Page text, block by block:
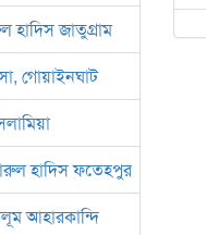
হাদিস জাতুগ্রাম
গোয়াইনঘাট
হাদিস ফতেহপুর
আহারকান্দি